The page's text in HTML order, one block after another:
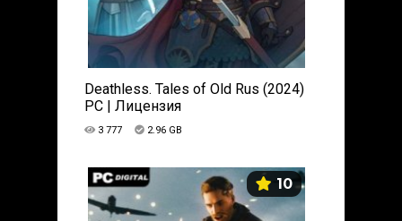
Deathless. Tales of Old Rus (2024)
PC | Лицензия
3 777 2.96 GB
10